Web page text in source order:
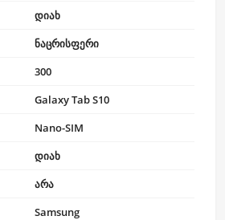
დიახ
ნაცრისფერი
300
Galaxy Tab S10
Nano-SIM
დიახ
არა
Samsung